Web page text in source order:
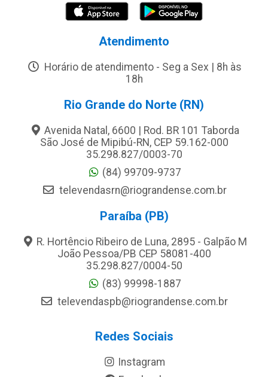
Atendimento
Horário de atendimento - Seg a Sex | 8h às
18h
Rio Grande do Norte (RN)
Avenida Natal, 6600 | Rod. BR 101 Taborda
São José de Mipibú-RN, CEP 59.162-000
35.298.827/0003-70
(84) 99709-9737
televendasrn@riograndense.com.br
Paraíba (PB)
R. Hortêncio Ribeiro de Luna, 2895 - Galpão M
João Pessoa/PB CEP 58081-400
35.298.827/0004-50
(83) 99998-1887
televendaspb@riograndense.com.br
Redes Sociais
Instagram